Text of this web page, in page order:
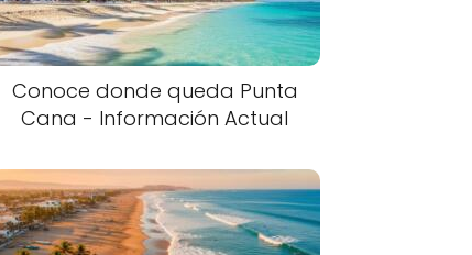
Conoce donde queda Punta
Cana - Información Actual